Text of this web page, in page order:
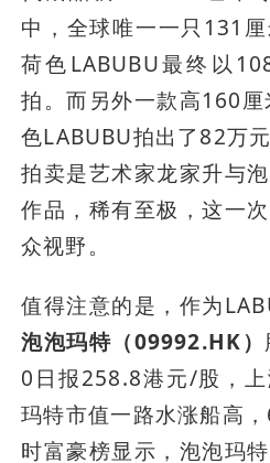
中，全球唯一一只131
荷色LABUBU最终以
拍。而另外一款高160
色LABUBU拍出了82万
拍卖是艺术家龙家升与
作品，稀有至极，这一
众视野。
值得注意的是，作为
泡泡玛特（09992.HK）
0日报258.8港元/股，
玛特市值一路水涨船高
时富豪榜显示，泡泡玛